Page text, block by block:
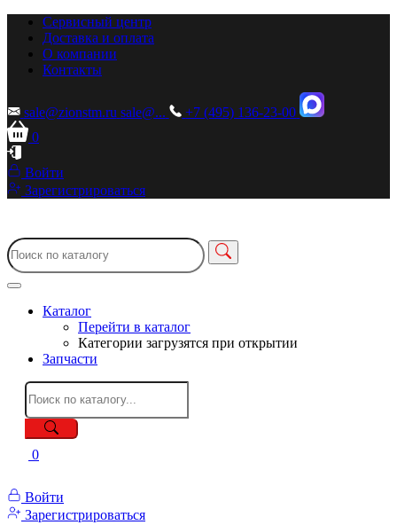
Сервисный центр
Доставка и оплата
О компании
Контакты
sale@zionstm.ru sale@...
+7 (495) 136-23-00
0
Войти
Зарегистрироваться
Каталог
Перейти в каталог
Категории загрузятся при открытии
Запчасти
0
Войти
Зарегистрироваться